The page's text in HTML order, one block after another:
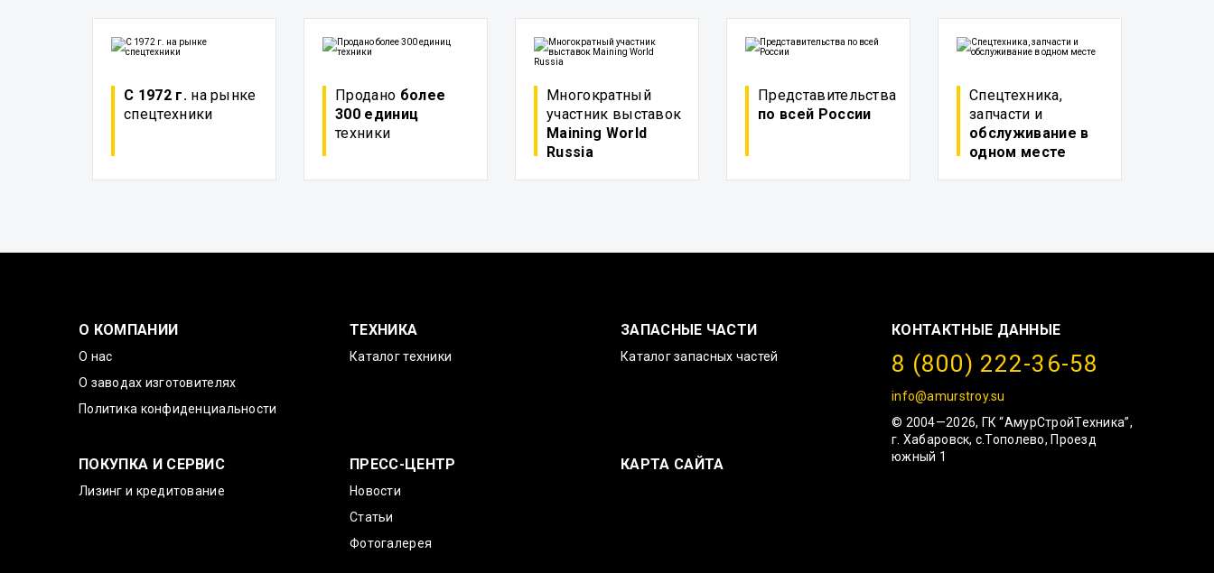
С 1972 г.на рынке
спецтехники
Продано более
300 единиц
техники
Многократный
участник выставок
Maining World
Russia
Представительства
по всей России
Спецтехника,
запчасти и
обслуживание в
одном месте
О КОМПАНИИ
О нас
О заводах изготовителях
Политика конфиденциальности
ТЕХНИКА
Каталог техники
ЗАПАСНЫЕ ЧАСТИ
Каталог запасных частей
ПОКУПКА И СЕРВИС
Лизинг и кредитование
ПРЕСС-ЦЕНТР
Новости
Статьи
Фотогалерея
КАРТА САЙТА
КОНТАКТНЫЕ ДАННЫЕ
8 (800) 222-36-58
info@amurstroy.su
© 2004—2026, ГК “АмурСтройТехника”,
г. Хабаровск, с.Тополево, Проезд
южный 1